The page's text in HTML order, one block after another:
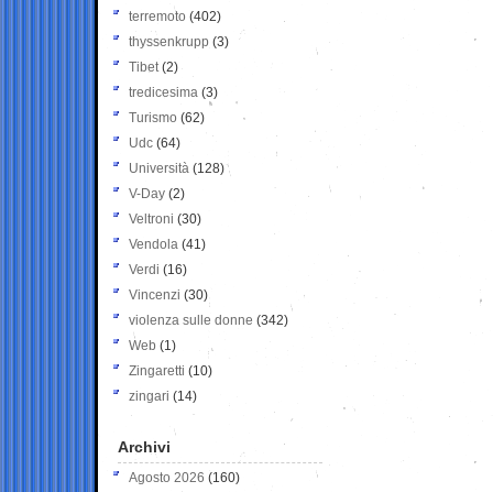
terremoto (402)
thyssenkrupp (3)
Tibet(2)
tredicesima (3)
Turismo (62)
Udc (64)
Università (128)
V-Day (2)
Veltroni (30)
Vendola (41)
Verdi (16)
Vincenzi (30)
violenza sulle donne (342)
Web (1)
Zingaretti (10)
zingari (14)
Archivi
Agosto 2026 (160)